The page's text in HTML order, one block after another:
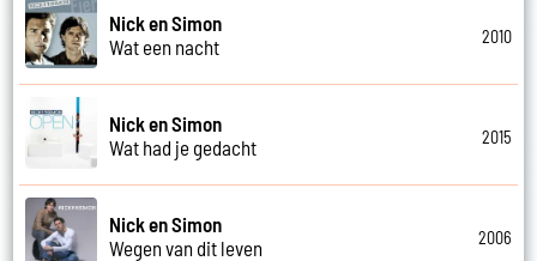
Nick en Simon
Wat een nacht
2010
Nick en Simon
Wat had je gedacht
2015
Nick en Simon
Wegen van dit leven
2006